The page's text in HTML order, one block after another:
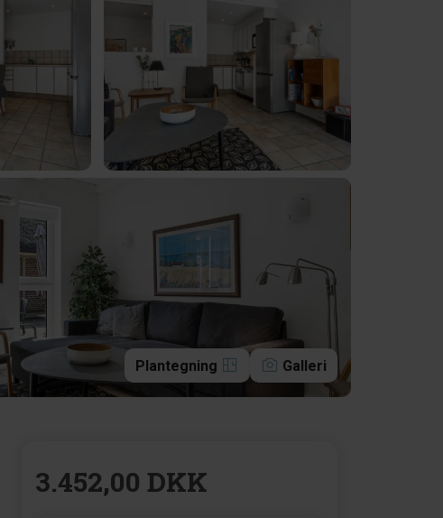
Plantegning Galleri
3.452,00 DKK